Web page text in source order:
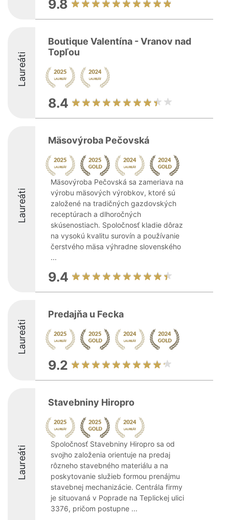
9.8
Laureáti
Boutique Valentína - Vranov nad
Topľou
8.4
Laureáti
Mäsovýroba Pečovská
Mäsovýroba Pečovská sa zameriava na
výrobu mäsových výrobkov, ktoré sú
založené na tradičných gazdovských
receptúrach a dlhoročných
skúsenostiach. Spoločnosť kladie dôraz
na vysokú kvalitu surovín a používanie
čerstvého mäsa výhradne slovenského
...
9.4
Laureáti
Predajňa u Fecka
9.2
Laureáti
Stavebniny Hiropro
Spoločnosť Stavebniny Hiropro sa od
svojho založenia orientuje na predaj
rôzneho stavebného materiálu a na
poskytovanie služieb formou prenájmu
stavebnej mechanizácie. Centrála firmy
je situovaná v Poprade na Teplickej ulici
3376, pričom postupne ...